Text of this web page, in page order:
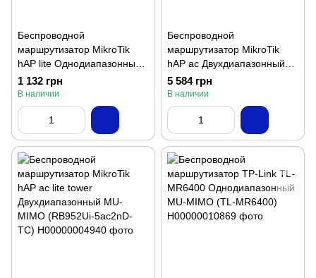
Беспроводной
маршрутизатор MikroTik
hAP lite Однодиапазонный
MU-MIMO (RB941-2ND-TC)
1 132 грн
В наличии
Беспроводной
маршрутизатор MikroTik
hAP ac Двухдиапазонный
SFP MU-MIMO
(RB962UiGS-5HacT2HnT)
5 584 грн
В наличии